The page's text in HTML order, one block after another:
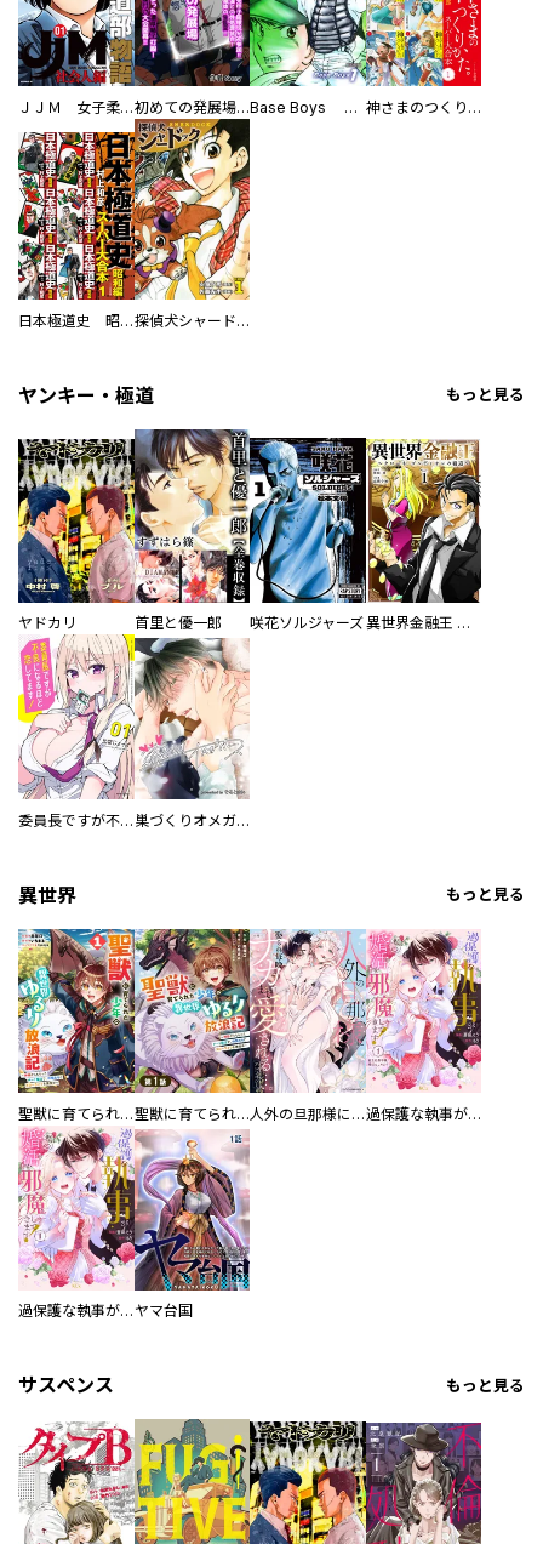
ＪＪＭ 女子柔道部物語 社会人編 初めての発展場 【白抜き修正版】 Base Boys 新装版 神さまのつくりかた。スーパー大合本
日本極道史 昭和編 スーパー大合本 探偵犬シャードック（新装版）
ヤンキー・極道 もっと見る
ヤドカリ 首里と優一郎 咲花ソルジャーズ 異世界金融王 ～クローネ・ゴルディオンの覇道～
委員長ですが不良になるほど恋してます！ 巣づくりオメガバース
異世界 もっと見る
聖獣に育てられた少年の異世界ゆるり放浪記～神様からもらったチート魔法で、仲間たちとスローライフを満喫中～ 聖獣に育てられた少年の異世界ゆるり放浪記～神様からもらったチート魔法で、仲間たちとスローライフを満喫中～【分冊版】 人外の旦那様に娶られ毎晩ナカまで愛される…。アンソロジー 過保護な執事が私の婚活を邪魔してきます！ 分冊版
過保護な執事が私の婚活を邪魔してきます！ ヤマ台国
サスペンス もっと見る